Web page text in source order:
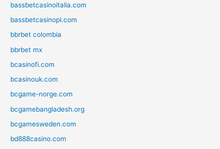
bassbetcasinoitalia.com
bassbetcasinopl.com
bbrbet colombia
bbrbet mx
bcasinofi.com
bcasinouk.com
bcgame-norge.com
bcgamebangladesh.org
bcgamesweden.com
bd888casino.com